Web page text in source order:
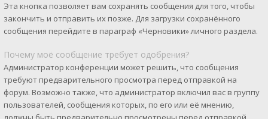
Эта кнопка позволяет вам сохранять сообщения для того, чтобы
закончить и отправить их позже. Для загрузки сохранённого
сообщения перейдите в параграф «Черновики» личного раздела.
Почему моё сообщение требует одобрения?
Администратор конференции может решить, что сообщения
требуют предварительного просмотра перед отправкой на
форум. Возможно также, что администратор включил вас в группу
пользователей, сообщения которых, по его или её мнению,